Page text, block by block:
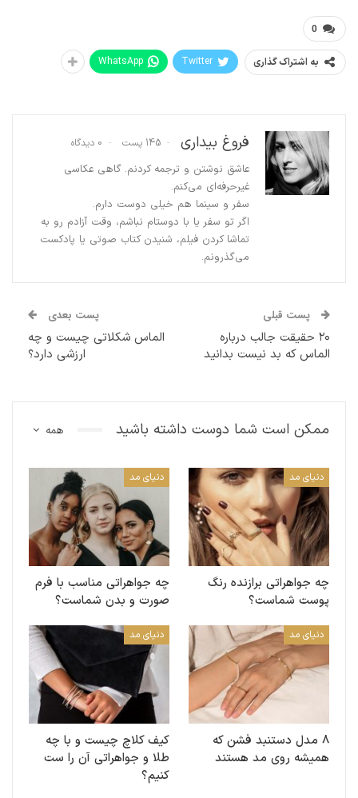
0
به اشتراک گذاری Twitter
WhatsApp
فروغ بیداری 145 پست 0 دیدگاه
عاشق نوشتن و ترجمه کردنم. گاهی عکاسی
غیرحرفه‌ای می‌کنم.
سفر و سینما هم خیلی دوست دارم.
اگر تو سفر یا با دوستام نباشم، وقت آزادم رو به
تماشا کردن فیلم، شنیدن کتاب صوتی یا پادکست
می‌گذرونم.
پست قبلی
۲۰ حقیقت جالب درباره
الماس که بد نیست بدانید
پست بعدی
الماس شکلاتی چیست و چه
ارزشی دارد؟
همه ممکن است شما دوست داشته باشید
دنیای مد
چه جواهراتی برازنده رنگ
پوست شماست؟
دنیای مد
چه جواهراتی مناسب با فرم
صورت و بدن شماست؟
دنیای مد
۸ مدل دستنبد‌ فشن که
همیشه روی مد هستند
دنیای مد
کیف کلاچ چیست و با چه
طلا و جواهراتی آن را ست
کنیم؟